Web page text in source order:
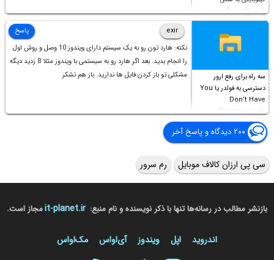
شورت‌کات در آن موجود
است!
سه راه برای رفع ارور
دسترسی به فولدر یا You
Don’t Have
Permission to
Access this folder
exir
نکته: هارد تون رو به یک سیستم دارای ویندوز 10 وصل و روش اول
را انجام بدید. بعد اگر هارد رو به سیستمی با ویندوز مثلا 8 زدید دیگه
مشکلی تو باز کردن فایل ها ندارید. باز هم تشکر
پاسخ
۲۰۰ دیدگاه و پاسخ آخر
سی پی ارزان کالاف موبایل رم سرور
بازنشر مطالب در رسانه‌ها تنها با ذکر نویسنده و نام منبع: it-planet.irمجاز است.
اندروید اپل ویندوز آی‌او‌اس مک‌او‌اس